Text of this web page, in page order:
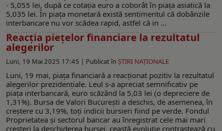
- 5,055 lei, după ce cotația euro a coborât în piața asiatică la
5,035 lei. În piața monetară există sentimentul că dobânzile
interbancare nu vor scădea rapid, astfel că in ...
Reacţia piețelor financiare la rezultatul
alegerilor
Luni, 19 Mai 2025 17:45 | Publicat în ŞTIRI NAŢIONALE
Luni, 19 mai, piața financiară a reacționat pozitiv la rezultatul
alegerilor prezidențiale. Leul s-a apreciat semnificativ pe
piața interbancară, euro scăzând la 5,03 lei (o depreciere de
1,31%). Bursa de Valori București a deschis, de asemenea, în
creștere cu 3,19%, toți indicii bursieri fiind pe verde. Fondul
Proprietatea și sectorul bancar au înregistrat cele mai mari
creșteri la deschiderea bursei. ceastă evoluție contrastează cu